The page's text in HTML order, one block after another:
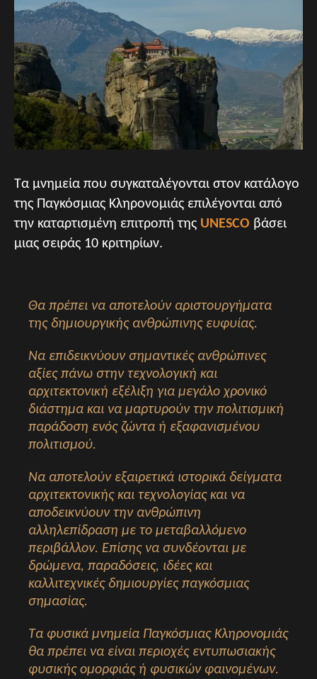
Τα μνημεία που συγκαταλέγονται στον κατάλογο
της Παγκόσμιας Κληρονομιάς επιλέγονται από
την καταρτισμένη επιτροπή της UNESCO βάσει
μιας σειράς 10 κριτηρίων.
Θα πρέπει να αποτελούν αριστουργήματα
της δημιουργικής ανθρώπινης ευφυίας.
Να επιδεικνύουν σημαντικές ανθρώπινες
αξίες πάνω στην τεχνολογική και
αρχιτεκτονική εξέλιξη για μεγάλο χρονικό
διάστημα και να μαρτυρούν την πολιτισμική
παράδοση ενός ζώντα ή εξαφανισμένου
πολιτισμού.
Να αποτελούν εξαιρετικά ιστορικά δείγματα
αρχιτεκτονικής και τεχνολογίας και να
αποδεικνύουν την ανθρώπινη
αλληλεπίδραση με το μεταβαλλόμενο
περιβάλλον. Επίσης να συνδέονται με
δρώμενα, παραδόσεις, ιδέες και
καλλιτεχνικές δημιουργίες παγκόσμιας
σημασίας.
Τα φυσικά μνημεία Παγκόσμιας Κληρονομιάς
θα πρέπει να είναι περιοχές εντυπωσιακής
φυσικής ομορφιάς ή φυσικών φαινομένων.